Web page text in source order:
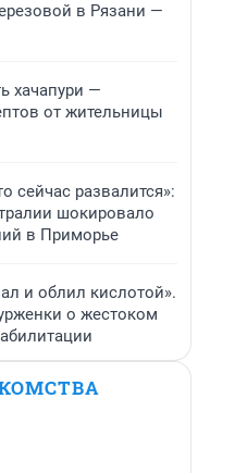
в Рязани —
хачапури —
от жительницы
сейчас развалится»:
шокировало
в Приморье
и облил кислотой».
о жестоком